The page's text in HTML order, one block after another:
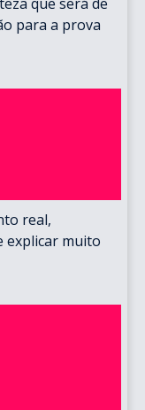
para a prova
real,
explicar muito